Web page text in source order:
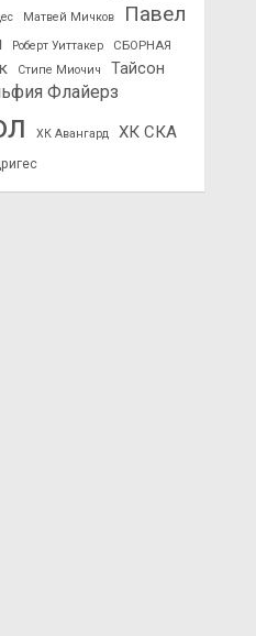
Матвей Мичков
Павел
Роберт Уиттакер
СБОРНАЯ
Стипе Миочич
Тайсон
Флайерз
ХК Авангард ХК СКА